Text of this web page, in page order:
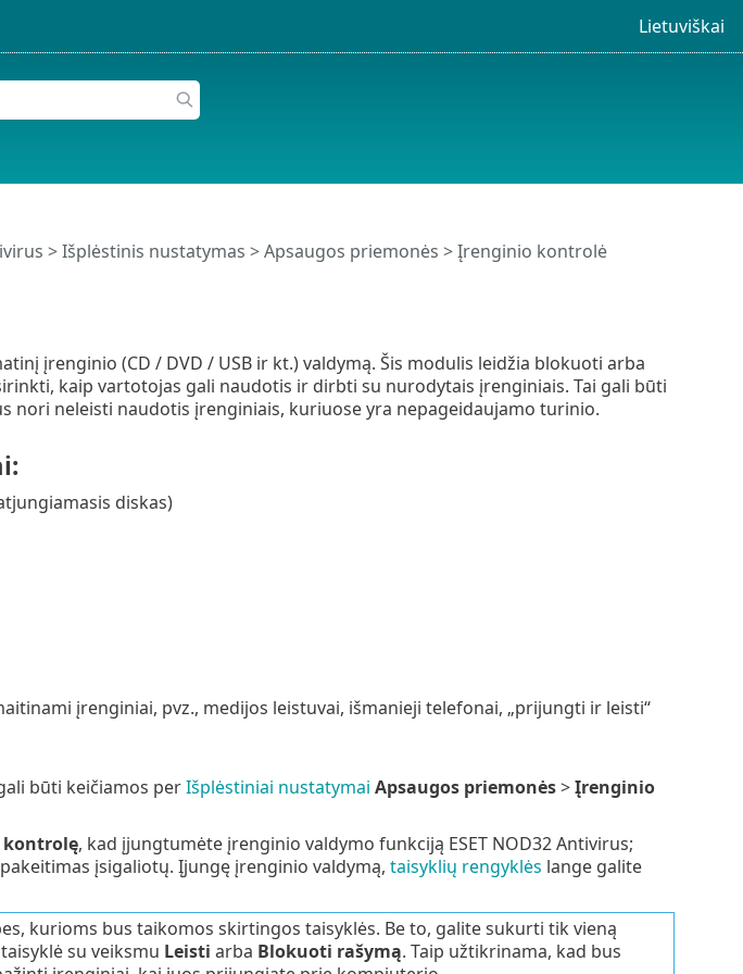
Lietuviškai
>Išplėstinis nustatymas >Apsaugos priemonės > Įrenginio kontrolė
įrenginio (CD / DVD / USB ir kt.) valdymą. Šis modulis leidžia blokuoti arba
kaip vartotojas gali naudotis ir dirbti su nurodytais įrenginiais. Tai gali būti
nori neleisti naudotis įrenginiais, kuriuose yra nepageidaujamo turinio.
diskas)
įrenginiai, pvz., medijos leistuvai, išmanieji telefonai, „prijungti ir leisti“
būti keičiamos perIšplėstiniai nustatymai Apsaugos priemonės>Įrenginio
, kad įjungtumėte įrenginio valdymo funkciją ESET NOD32 Antivirus;
įsigaliotų. Įjungę įrenginio valdymą, taisyklių rengyklės lange galite
kurioms bus taikomos skirtingos taisyklės. Be to, galite sukurti tik vieną
su veiksmu Leisti arba Blokuoti rašymą. Taip užtikrinama, kad bus